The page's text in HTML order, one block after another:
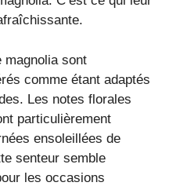
magnolia sont
comme étant adaptés
Les notes florales
particulièrement
ensoleillées de
senteur semble
les occasions